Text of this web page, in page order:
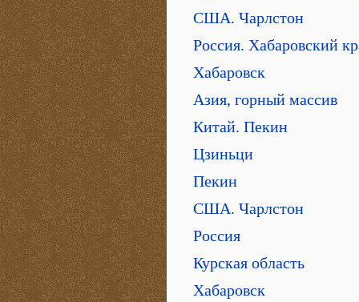
США. Чарлстон
Россия. Хабаровский
Хабаровск
Азия, горный массив
Китай. Пекин
Цзиньци
Пекин
США. Чарлстон
Россия
Курская область
Хабаровск